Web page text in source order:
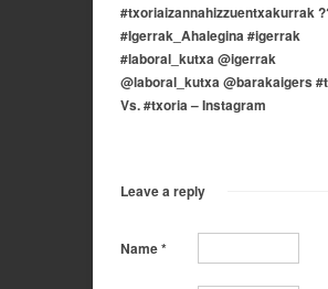
#txoriaizannahizzuentxakurrak
#Igerrak_Ahalegina #igerrak
#laboral_kutxa @igerrak
@laboral_kutxa @barakaigers
Vs. #txoria – Instagram
Leave a reply
Name*